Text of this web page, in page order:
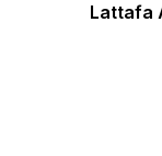
Lattafa